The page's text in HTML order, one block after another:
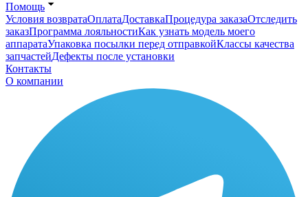
Помощь
Условия возвратаОплатаДоставкаПроцедура заказаОтследить
заказПрограмма лояльностиКак узнать модель моего
аппаратаУпаковка посылки перед отправкойКлассы качества
запчастейДефекты после установки
Контакты
О компании